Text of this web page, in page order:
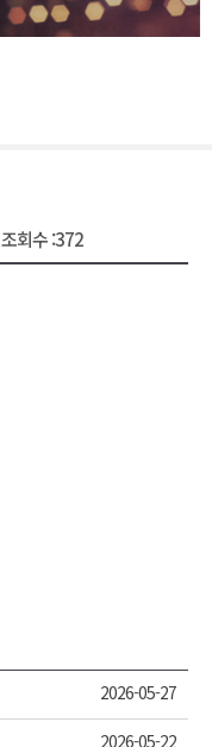
조회수 :372
2026-05-27
2026-05-22